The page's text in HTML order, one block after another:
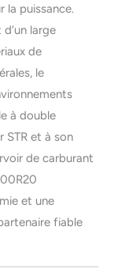
la puissance.
large
de
le
à double
STR et à son
de carburant
et une
fiable